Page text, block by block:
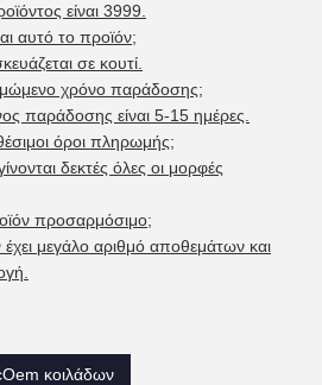
είναι 3999.
αυτό το προϊόν;
σε κουτί.
χρόνο παράδοσης;
παράδοσης είναι 5-15 ημέρες.
όροι πληρωμής;
δεκτές όλες οι μορφές
προσαρμόσιμο;
μεγάλο αριθμό αποθεμάτων και
κοιλάδων